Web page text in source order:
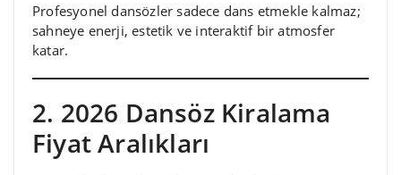
Profesyonel dansözler sadece dans etmekle kalmaz;
sahneye enerji, estetik ve interaktif bir atmosfer
katar.
2. 2026 Dansöz Kiralama
Fiyat Aralıkları